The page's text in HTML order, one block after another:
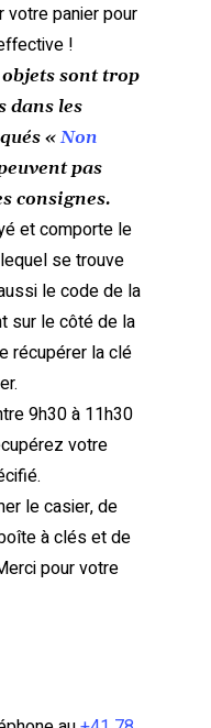
votre panier pour
!
sont trop
dans les
« Non
pas
consignes.
et comporte le
se trouve
le code de la
sur le côté de la
récupérer la clé
9h30 à 11h30
votre
le casier, de
à clés et de
pour votre